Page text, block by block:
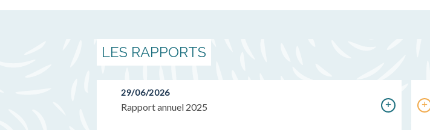
LES RAPPORTS
29/06/2026
Rapport annuel 2025